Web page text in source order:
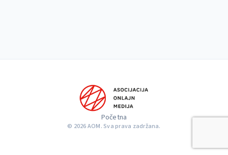
Početna
© 2026 AOM. Sva prava zadržana.